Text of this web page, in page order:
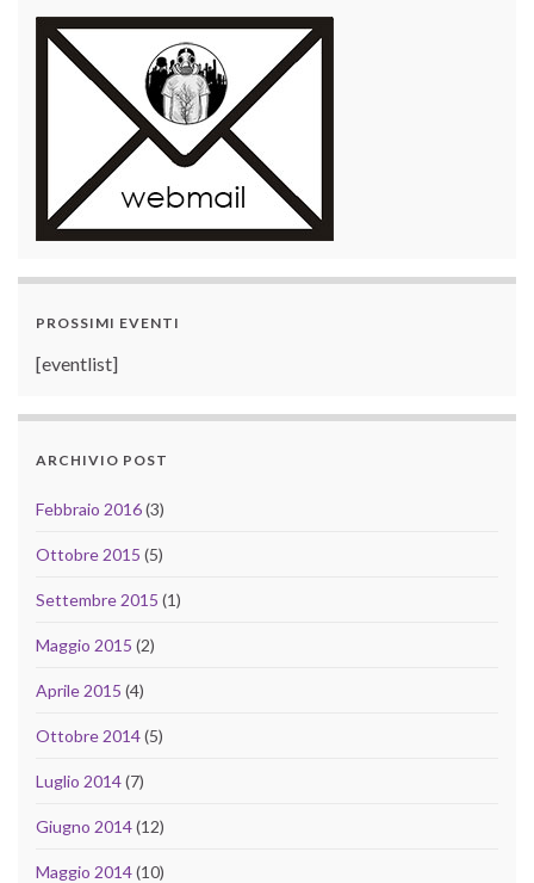
PROSSIMI EVENTI
[eventlist]
ARCHIVIO POST
Febbraio 2016(3)
Ottobre 2015 (5)
Settembre 2015 (1)
Maggio 2015 (2)
Aprile 2015 (4)
Ottobre 2014(5)
Luglio 2014(7)
Giugno 2014(12)
Maggio 2014(10)